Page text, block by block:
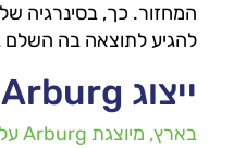
המחזור. כך, בסינרגיה של
להגיע לתוצאה בה השלם
ייצוג Arburg בישראל
בארץ, מיוצגת Arburg על-ידי חברת SU-PAD